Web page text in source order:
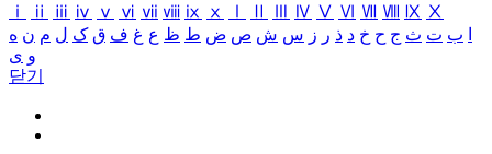
ⅰ
ⅱ ⅲ ⅳ ⅴ ⅵ ⅶ ⅷ ⅸ ⅹ Ⅳ Ⅴ Ⅵ Ⅶ Ⅷ Ⅸ Ⅹ
ب ت ث ج ح خ د ذ ر ز س ش ص ض ط ظ ع غ ف ق ک ل م ن ه
و ی
닫기